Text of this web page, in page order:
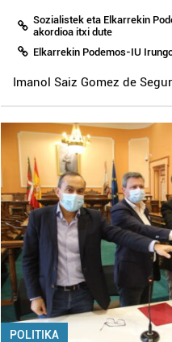
Sozialistek eta Elkarrekin
akordioa itxi dute
Elkarrekin Podemos-IU
Imanol Saiz Gomez de
POLITIKA